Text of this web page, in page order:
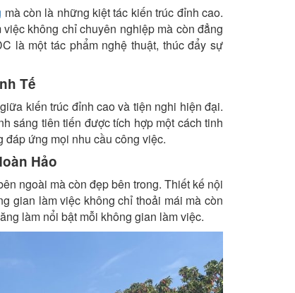
mà còn là những kiệt tác kiến trúc đỉnh cao.
không chỉ chuyên nghiệp mà còn đẳng
là một tác phẩm nghệ thuật, thúc đẩy sự
Tế
kiến trúc đỉnh cao và tiện nghi hiện đại.
sáng tiên tiến được tích hợp một cách tinh
đáp ứng mọi nhu cầu công việc.
Hảo
ngoài mà còn đẹp bên trong. Thiết kế nội
gian làm việc không chỉ thoải mái mà còn
làm nổi bật mỗi không gian làm việc.